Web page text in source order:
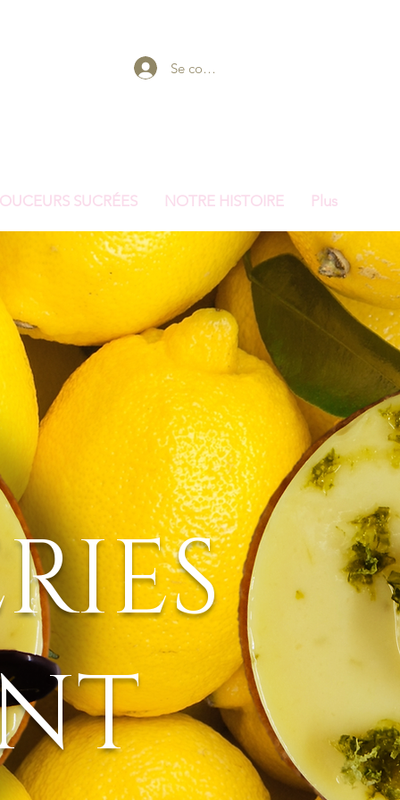
Se connecter
SUCRÉES NOTRE HISTOIRE Plus